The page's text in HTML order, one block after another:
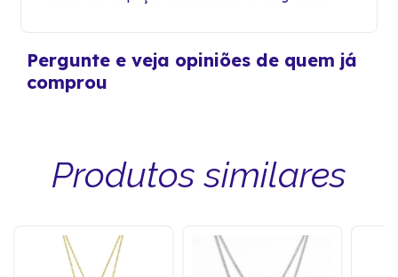
Pergunte e veja opiniões de quem já
comprou
Produtos similares